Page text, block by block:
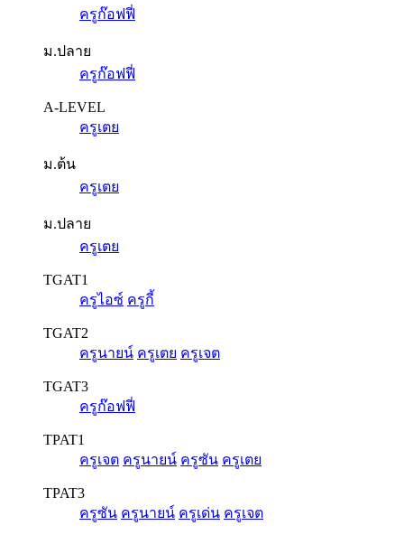
ครูก๊อฟฟี่
ม.ปลาย
ครูก๊อฟฟี่
A-LEVEL
ครูเตย
ม.ต้น
ครูเตย
ม.ปลาย
ครูเตย
TGAT1
ครูไอซ์ ครูกี้
TGAT2
ครูนายน์ ครูเตย ครูเจต
TGAT3
ครูก๊อฟฟี่
TPAT1
ครูเจต ครูนายน์ ครูซัน ครูเตย
TPAT3
ครูซัน ครูนายน์ ครูเด่น ครูเจต